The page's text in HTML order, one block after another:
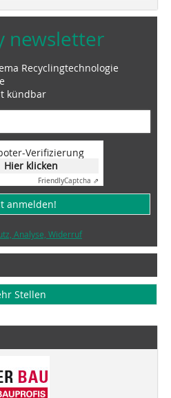
newsletter
Recyclingtechnologie
kündbar
Verifizierung
Hier klicken
FriendlyCaptcha ⇗
anmelden!
Analyse, Widerruf
Stellen